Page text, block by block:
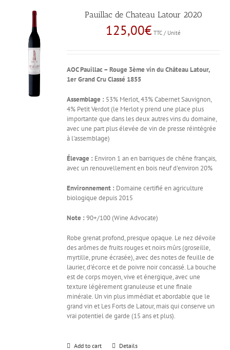
Pauillac de Chateau Latour 2020
125,00€ TTC / Unité
AOC Pauillac – Rouge 3ème vin du Château Latour,
1er Grand Cru Classé 1855
Assemblage : 53% Merlot, 43% Cabernet Sauvignon,
4% Petit Verdot (le Merlot y prend une place plus
importante que dans les deux autres vins du domaine,
avec une part plus élevée de vin de presse réintégrée
à l'assemblage)
Élevage : Environ 1 an en barriques de chêne français,
avec un renouvellement en bois neuf d'environ 20%
Environnement : Domaine certifié en agriculture
biologique depuis 2015
Note : 90+/100 (Wine Advocate)
Robe grenat profond, presque opaque. Le nez dévoile
des arômes de fruits rouges et noirs mûrs (groseille,
myrtille, prune écrasée), avec des notes de feuille de
laurier, d'écorce et de poivre noir concassé. La bouche
est de corps moyen, vive et énergique, avec une
texture légèrement granuleuse et une finale
minérale. Un vin plus immédiat et abordable que le
grand vin et Les Forts de Latour, mais qui conserve un
vrai potentiel de garde (15 ans et plus).
Add to cart Details